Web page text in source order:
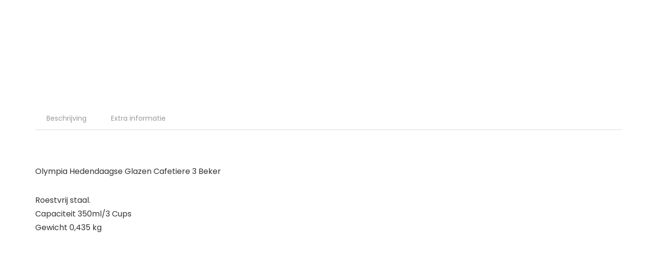
Beschrijving Extra informatie
Olympia Hedendaagse Glazen Cafetiere 3 Beker
Roestvrij staal.
Capaciteit 350ml/3 Cups
Gewicht 0,435 kg